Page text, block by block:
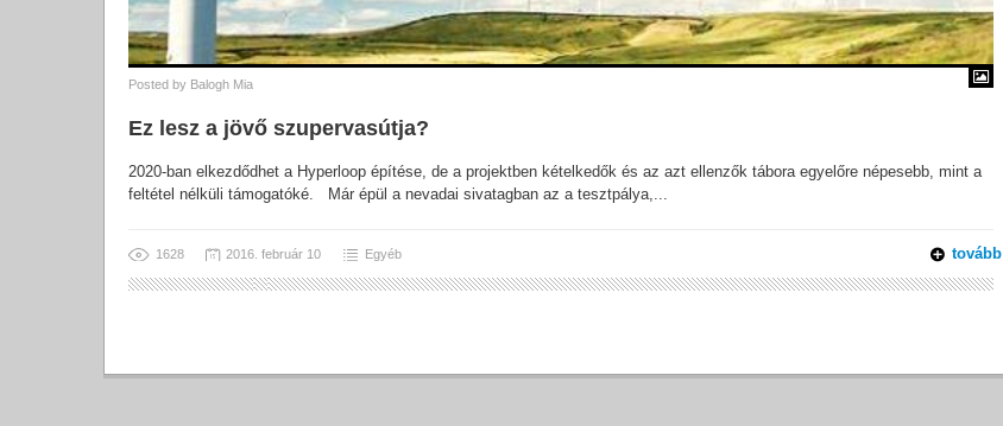
Posted by Balogh Mia
Ez lesz a jövő szupervasútja?
2020-ban elkezdődhet a Hyperloop építése, de a projektben kételkedők és az azt ellenzők tábora egyelőre népesebb, mint a
feltétel nélküli támogatóké. Már épül a nevadai sivatagban az a tesztpálya,...
1628 2016. február 10 Egyéb tovább